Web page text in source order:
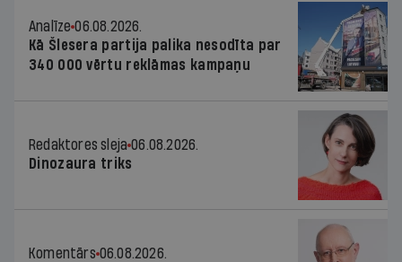
Analīze 06.08.2026.
Kā Šlesera partija palika nesodīta par
340 000 vērtu reklāmas kampaņu
Redaktores sleja 06.08.2026.
Dinozaura triks
Komentārs 06.08.2026.